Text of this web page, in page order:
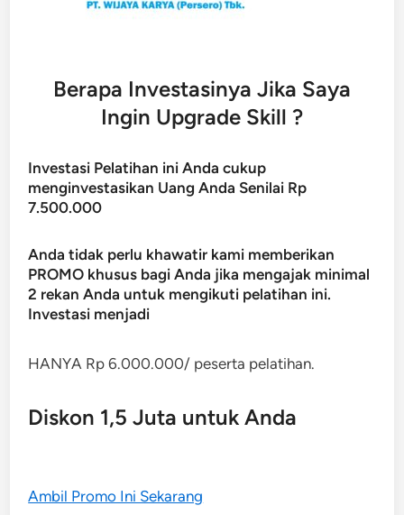
Berapa Investasinya Jika Saya
Ingin Upgrade Skill ?
Investasi Pelatihan ini Anda cukup
menginvestasikan Uang Anda Senilai Rp
7.500.000
Anda tidak perlu khawatir kami memberikan
PROMO khusus bagi Anda jika mengajak minimal
2 rekan Anda untuk mengikuti pelatihan ini.
Investasi menjadi
HANYA Rp 6.000.000/ peserta pelatihan.
Diskon 1,5 Juta untuk Anda
Ambil Promo Ini Sekarang